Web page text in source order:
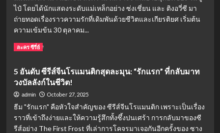
ไป๋ โดยได้นักแสดงระดับแม่เหล็กอย่าง ซ่งเชี่ยน และ ติงอวี่ซี มา
ถ่ายทอดเรื่องราวความรักที่เดิมพันด้วยชีวิตและเกียรติยศ เริ่มต้น
ความเข้มข้น 30 ตุลาคม...
Read MoreRead
ซี
รีส์
จีน
อิง
นที
(山
ละคร ซีรี่ย์
5 อันดับ ซีรีส์จีนโรแมนติกสุดละมุน: “รักแรก” ที่กลับมาท
วงบัลลังก์ในชีวิต!
admin October 27, 2025
ธีม "รักแรก" คือหัวใจสำคัญของ ซีรีส์จีนโรแมนติก เพราะเป็นเรื่อง
ราวที่เข้าถึงง่ายและให้ความรู้สึกทั้งซึ้งปนเศร้า การกลับมาของซี
รีส์อย่าง The First Frost ที่เล่าการโคจรมาเจอกันอีกครั้งของ ซาง